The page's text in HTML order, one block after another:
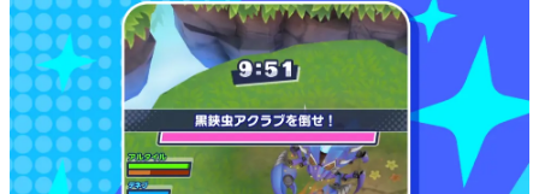
です。
ゲームが変えた日本語
「経験値」「裏技」「ラスボス」… ゲームにまつわる言葉
の起源や用法の変遷を、コンピューター文化史研究家・タ
イニーP氏が徹底調査。
カテゴリ